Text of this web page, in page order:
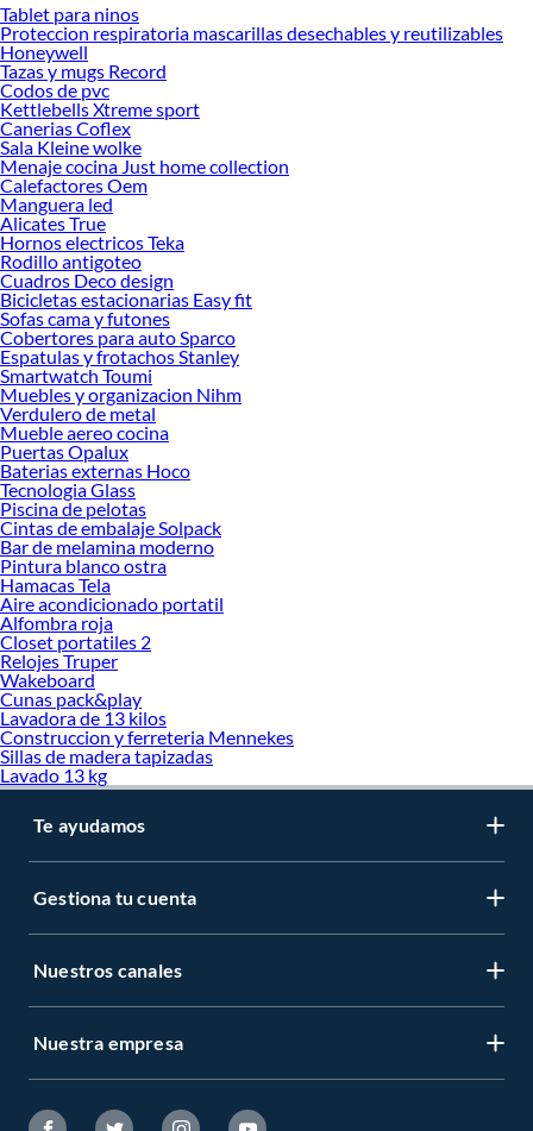
Tablet para ninos
Proteccion respiratoria mascarillas desechables y reutilizables
Honeywell
Tazas y mugs Record
Codos de pvc
Kettlebells Xtreme sport
Canerias Coflex
Sala Kleine wolke
Menaje cocina Just home collection
Calefactores Oem
Manguera led
Alicates True
Hornos electricos Teka
Rodillo antigoteo
Cuadros Deco design
Bicicletas estacionarias Easy fit
Sofas cama y futones
Cobertores para auto Sparco
Espatulas y frotachos Stanley
Smartwatch Toumi
Muebles y organizacion Nihm
Verdulero de metal
Mueble aereo cocina
Puertas Opalux
Baterias externas Hoco
Tecnologia Glass
Piscina de pelotas
Cintas de embalaje Solpack
Bar de melamina moderno
Pintura blanco ostra
Hamacas Tela
Aire acondicionado portatil
Alfombra roja
Closet portatiles 2
Relojes Truper
Wakeboard
Cunas pack&play
Lavadora de 13 kilos
Construccion y ferreteria Mennekes
Sillas de madera tapizadas
Lavado 13 kg
Te ayudamos
Gestiona tu cuenta
Nuestros canales
Nuestra empresa